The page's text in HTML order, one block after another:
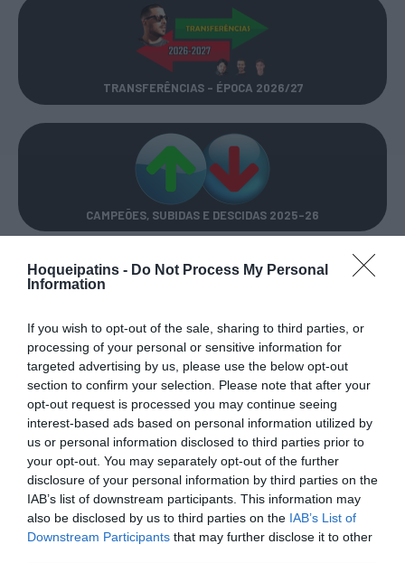
Hoqueipatins - Do Not Process My Personal
Information
If you wish to opt-out of the sale, sharing to third parties, or
processing of your personal or sensitive information for
targeted advertising by us, please use the below opt-out
section to confirm your selection. Please note that after your
opt-out request is processed you may continue seeing
interest-based ads based on personal information utilized by
us or personal information disclosed to third parties prior to
your opt-out. You may separately opt-out of the further
disclosure of your personal information by third parties on the
IAB’s list of downstream participants. This information may
also be disclosed by us to third parties on the IAB’s List of
Downstream Participants that may further disclose it to other
TRANSFERÊNCIAS - ÉPOCA 2026/27
CAMPEÕES, SUBIDAS E DESCIDAS 2025-26
JOGOS EM DIRETO
ÚLTIMOS
RESULTADOS
PRÓXIMOS
JOGOS
RESULTADOS
DO DIA
NOMEAÇÕES
DE ÁRBITROS
COMPETIÇÕESNACIONAIS